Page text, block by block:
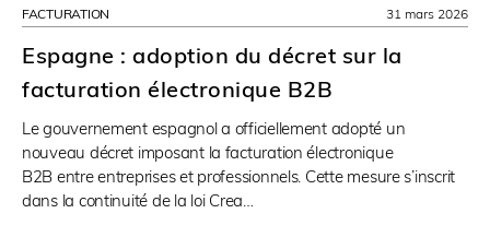
FACTURATION
Espagne : adoption du décret sur la
facturation électronique B2B
Le gouvernement espagnol a officiellement adopté un
nouveau décret imposant la facturation électronique
B2B entre entreprises et professionnels. Cette mesure s’inscrit
dans la continuité de la loi Crea…
31 mars 2026